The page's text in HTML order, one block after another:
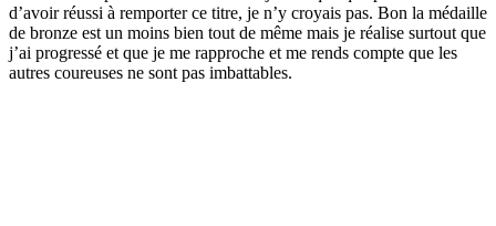
d’avoir réussi à remporter ce titre, je n’y croyais pas. Bon la médaille
de bronze est un moins bien tout de même mais je réalise surtout que
j’ai progressé et que je me rapproche et me rends compte que les
autres coureuses ne sont pas imbattables.